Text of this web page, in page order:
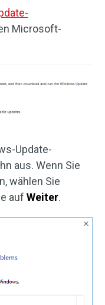
Microsoft-
Update-
aus. Wenn Sie
wählen Sie
auf Weiter.